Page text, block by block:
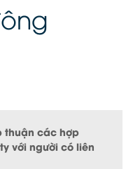
thuận các hợp
với người có liên